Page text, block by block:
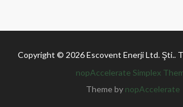
Copyright © 2026 Escovent Enerji Ltd. Şti..
nopAccelerate Simplex
Theme by nopAccelerate